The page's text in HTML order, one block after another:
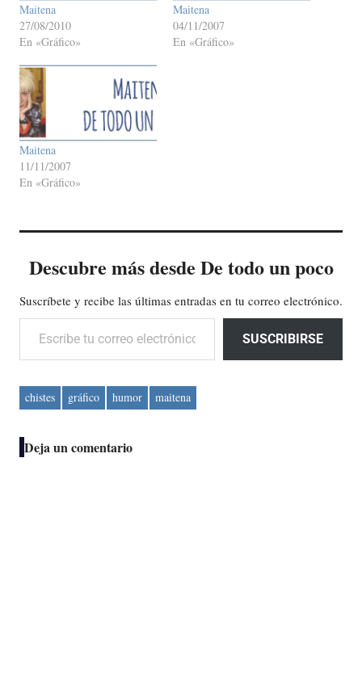
Maitena
27/08/2010
En «Gráfico»
Maitena
04/11/2007
En «Gráfico»
Maitena
11/11/2007
En «Gráfico»
Descubre más desde De todo un poco
Suscríbete y recibe las últimas entradas en tu correo electrónico.
Escribe tu correo electrónico…
SUSCRIBIRSE
chistes gráfico humor maitena
Deja un comentario